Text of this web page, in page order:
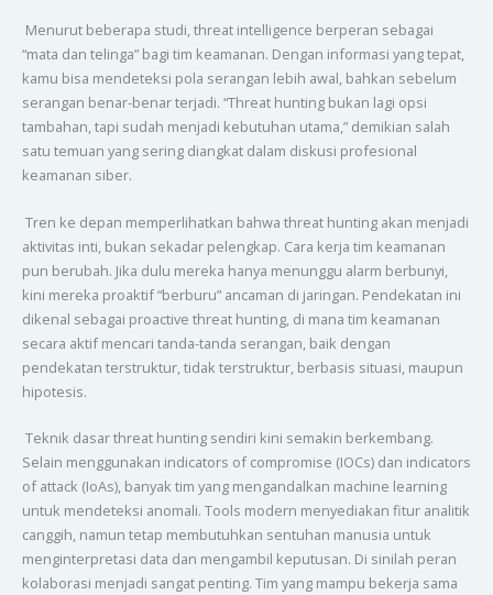
Menurut beberapa studi, threat intelligence berperan sebagai
“mata dan telinga” bagi tim keamanan. Dengan informasi yang tepat,
kamu bisa mendeteksi pola serangan lebih awal, bahkan sebelum
serangan benar-benar terjadi. “Threat hunting bukan lagi opsi
tambahan, tapi sudah menjadi kebutuhan utama,” demikian salah
satu temuan yang sering diangkat dalam diskusi profesional
keamanan siber.
Tren ke depan memperlihatkan bahwa threat hunting akan menjadi
aktivitas inti, bukan sekadar pelengkap. Cara kerja tim keamanan
pun berubah. Jika dulu mereka hanya menunggu alarm berbunyi,
kini mereka proaktif “berburu” ancaman di jaringan. Pendekatan ini
dikenal sebagai proactive threat hunting, di mana tim keamanan
secara aktif mencari tanda-tanda serangan, baik dengan
pendekatan terstruktur, tidak terstruktur, berbasis situasi, maupun
hipotesis.
Teknik dasar threat hunting sendiri kini semakin berkembang.
Selain menggunakan indicators of compromise (IOCs) dan indicators
of attack (IoAs), banyak tim yang mengandalkan machine learning
untuk mendeteksi anomali. Tools modern menyediakan fitur analitik
canggih, namun tetap membutuhkan sentuhan manusia untuk
menginterpretasi data dan mengambil keputusan. Di sinilah peran
kolaborasi menjadi sangat penting. Tim yang mampu bekerja sama